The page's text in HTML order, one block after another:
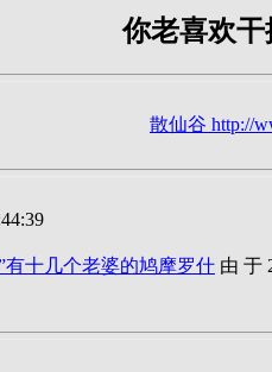
你老喜欢
散仙谷 http://
有十几个老婆的鸠摩罗什 由 于